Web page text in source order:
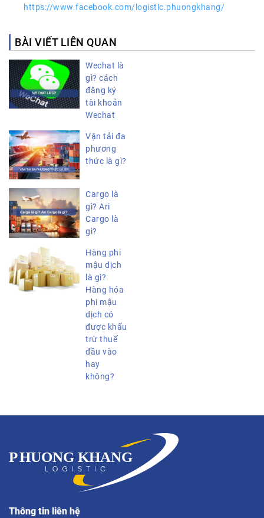
https://www.facebook.com/logistic.phuongkhang/
BÀI VIẾT LIÊN QUAN
Wechat là
gì? cách
đăng ký
tài khoản
Wechat
Vận tải đa
phương
thức là gì?
Cargo là
gì? Ari
Cargo là
gì?
Hàng phi
mậu dịch
là gì?
Hàng hóa
phi mậu
dịch có
được khấu
trừ thuế
đầu vào
hay
không?
Thông tin liên hệ